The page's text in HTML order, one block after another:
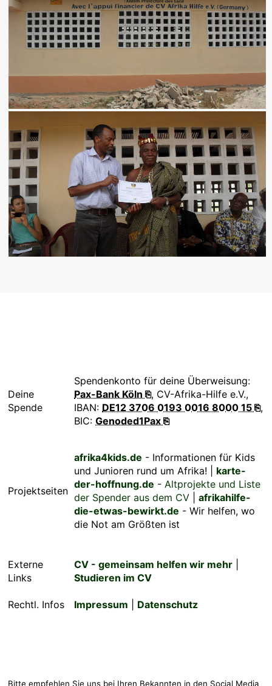
Deine
Spende
Spendenkonto für deine Überweisung:
Pax-Bank Köln ⎘, CV-Afrika-Hilfe e.V.,
IBAN: DE12 3706 0193 0016 8000 15 ⎘,
BIC: Genoded1Pax ⎘
Projektseiten
afrika4kids.de - Informationen für Kids
und Junioren rund um Afrika! | karte-
der-hoffnung.de - Altprojekte und Liste
der Spender aus dem CV
afrikahilfe-
die-etwas-bewirkt.de - Wir helfen, wo
die Not am Größten ist
Externe
Links
CV - gemeinsam helfen wir mehr
Studieren im CV
Rechtl. Infos Impressum Datenschutz
Bitte empfehlen Sie uns bei Ihren Bekannten in den Social Media